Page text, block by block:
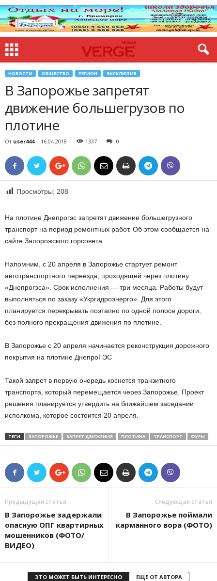
НОВОСТИ ОБЩЕСТВО РЕГИОН ЭКСКЛЮЗИВ
В Запорожье запретят
движение большегрузов по
плотине
От user444- 16.04.2018 1337 0
Просмотры: 208
На плотине Днепрогэс запретят движение большегрузного
транспорт на период ремонтных работ. Об этом сообщается на
сайте Запорожского горсовета.
Напомним, с 20 апреля в Запорожье стартует ремонт
автотранспортного переезда, проходящей через плотину
«Днепрогэса». Срок исполнения — три месяца. Работы будут
выполняться по заказу «Укргидроэнерго». Для этого
планируется перекрывать поэтапно по одной полосе дороги,
без полного прекращения движения по плотине.
В Запорожье с 20 апреля начинается реконструкция дорожного
покрытия на плотине ДнепроГЭС
Такой запрет в первую очередь коснется транзитного
транспорта, который перемещается через Запорожье. Проект
решения планируется утвердить на ближайшем заседании
исполкома, которое состоится 20 апреля.
ТЕГИ ЗАПОРОЖЬЕ ЗАПРЕТ ДВИЖЕНИЯ ПЛОТИНА ТРАНСПОРТ ФУРЫ
Предыдущая статья
В Запорожье задержали
опасную ОПГ квартирных
мошенников (ФОТО/
ВИДЕО)
Следующая статья
В Запорожье поймали
карманного вора (ФОТО)
ЭТО МОЖЕТ БЫТЬ ИНТЕРЕСНО ЕЩЕ ОТ АВТОРА